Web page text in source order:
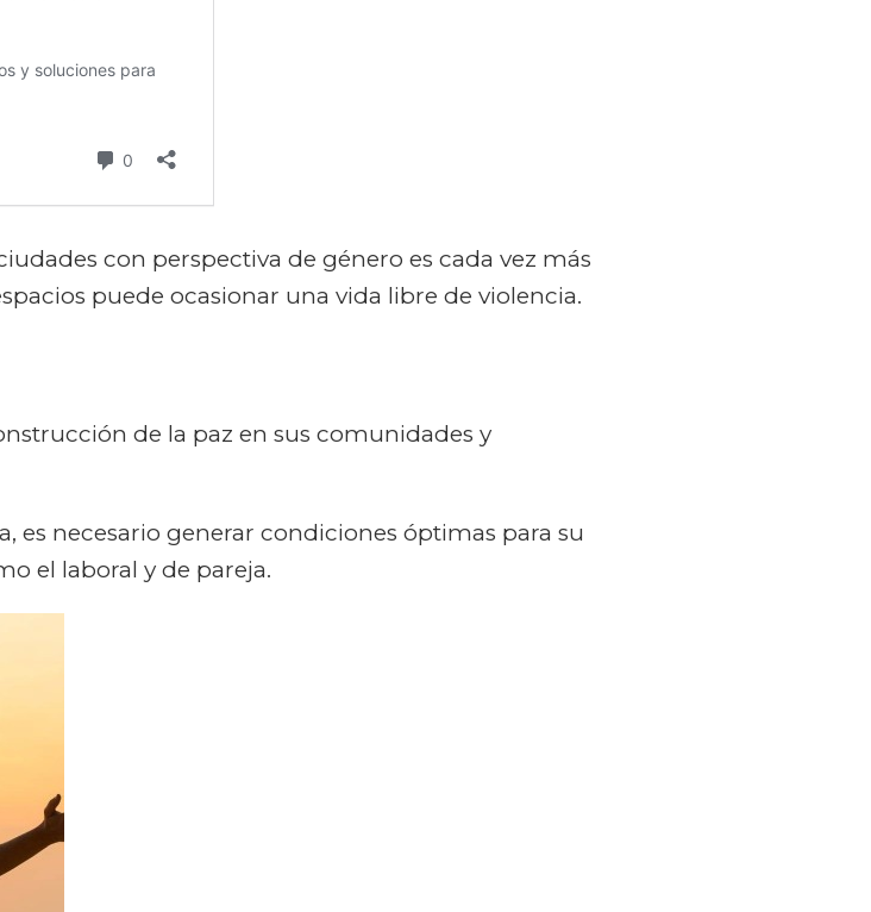
con perspectiva de género es cada vez más
puede ocasionar una vida libre de violencia.
de la paz en sus comunidades y
es necesario generar condiciones óptimas para su
el laboral y de pareja.